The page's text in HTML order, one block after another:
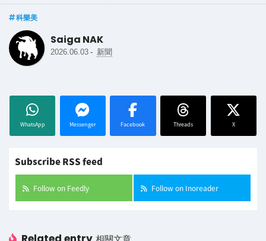
科樂美
Saiga NAK
2026.06.03 - 新聞
WhatsApp Messenger Facebook Threads X
Subscribe RSS feed
Follow on Feedly Follow on Inoreader